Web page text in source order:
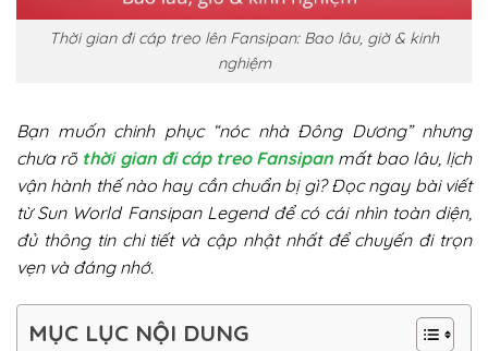
Thời gian đi cáp treo lên Fansipan: Bao lâu, giờ & kinh
nghiệm
Bạn muốn chinh phục “nóc nhà Đông Dương” nhưng
chưa rõ thời gian đi cáp treo Fansipan mất bao lâu, lịch
vận hành thế nào hay cần chuẩn bị gì? Đọc ngay bài viết
từ Sun World Fansipan Legend để có cái nhìn toàn diện,
đủ thông tin chi tiết và cập nhật nhất để chuyến đi trọn
vẹn và đáng nhớ.
MỤC LỤC NỘI DUNG